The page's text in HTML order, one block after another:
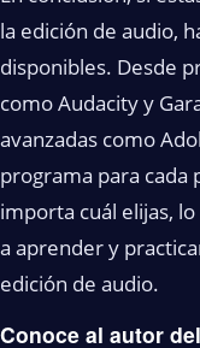
la edición de audio,
disponibles. Desde
como Audacity y
avanzadas como
programa para cada
importa cuál elijas,
a aprender y
edición de audio.
Conoce al autor